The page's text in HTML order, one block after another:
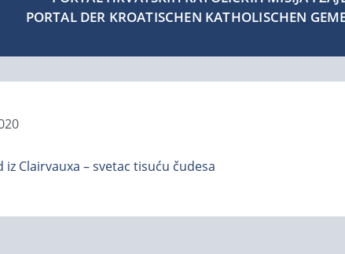
PORTAL DER KROATISCHEN KATHOLISCHEN
iz Clairvauxa – svetac tisuću čudesa